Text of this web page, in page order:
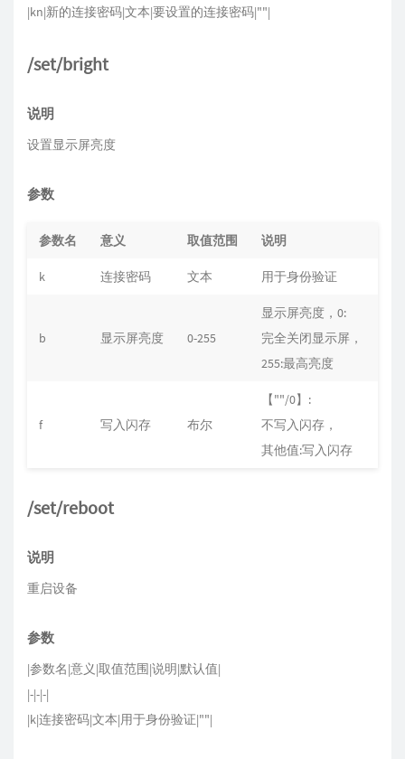
|kn|新的连接密码|文本|要设置的连接密码|""|
/set/bright
说明
设置显示屏亮度
参数
参数名 意义 取值范围 说明
k 连接密码 文本 用于身份验证
b 显示屏亮度 0-255
显示屏亮度，0:
完全关闭显示屏，
255:最高亮度
f 写入闪存 布尔
【""/0】:
不写入闪存，
其他值:写入闪存
/set/reboot
说明
重启设备
参数
|参数名|意义|取值范围|说明|默认值|
|-|-|-|
|k|连接密码|文本|用于身份验证|""|